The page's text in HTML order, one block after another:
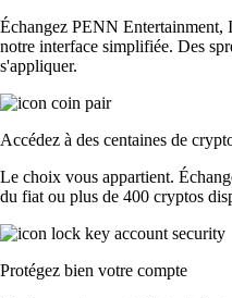
Échangez PENN Entertainment,
notre interface simplifiée. Des
s'appliquer.
Accédez à des centaines de
Le choix vous appartient.
du fiat ou plus de 400 cryptos
Protégez bien votre compte